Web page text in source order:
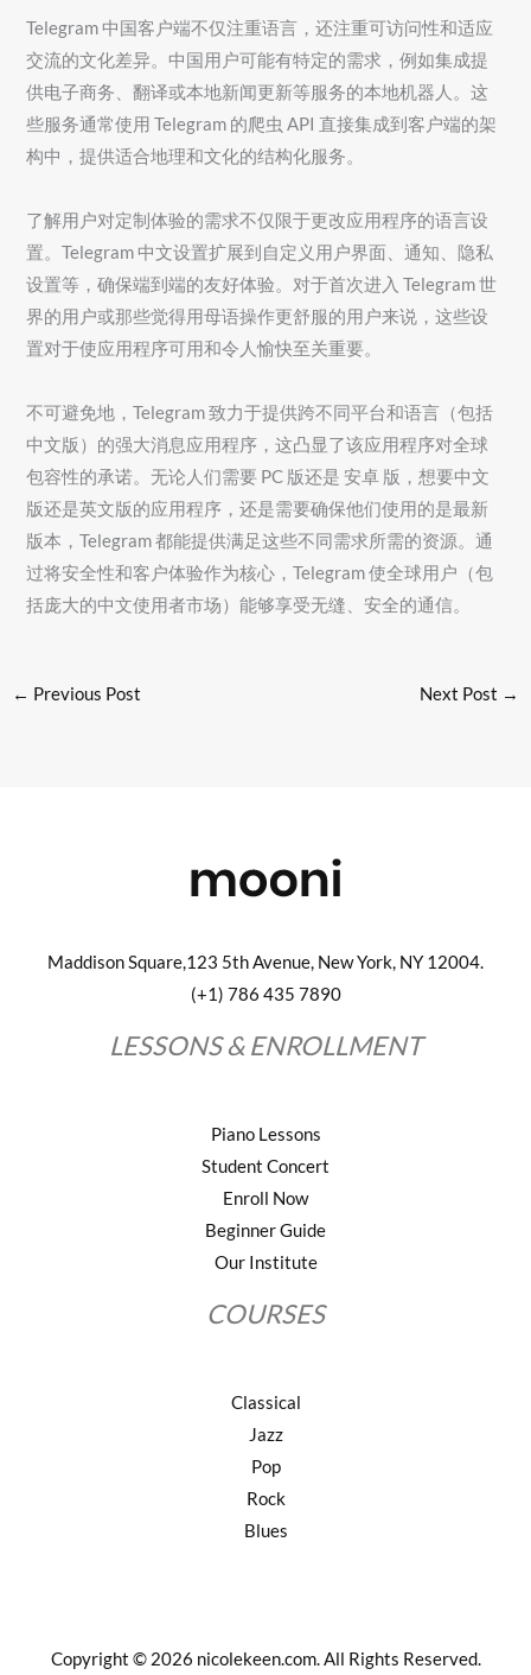
Telegram 中国客户端不仅注重语言，还注重可访问性和适应
交流的文化差异。中国用户可能有特定的需求，例如集成提
供电子商务、翻译或本地新闻更新等服务的本地机器人。这
些服务通常使用 Telegram 的爬虫 API 直接集成到客户端的架
构中，提供适合地理和文化的结构化服务。
了解用户对定制体验的需求不仅限于更改应用程序的语言设
置。Telegram 中文设置扩展到自定义用户界面、通知、隐私
设置等，确保端到端的友好体验。对于首次进入 Telegram 世
界的用户或那些觉得用母语操作更舒服的用户来说，这些设
置对于使应用程序可用和令人愉快至关重要。
不可避免地，Telegram 致力于提供跨不同平台和语言（包括
中文版）的强大消息应用程序，这凸显了该应用程序对全球
包容性的承诺。无论人们需要 PC 版还是 安卓 版，想要中文
版还是英文版的应用程序，还是需要确保他们使用的是最新
版本，Telegram 都能提供满足这些不同需求所需的资源。通
过将安全性和客户体验作为核心，Telegram 使全球用户（包
括庞大的中文使用者市场）能够享受无缝、安全的通信。
← Previous Post Next Post →
Maddison Square,123 5th Avenue, New York, NY 12004.
(+1) 786 435 7890
LESSONS & ENROLLMENT
Piano Lessons
Student Concert
Enroll Now
Beginner Guide
Our Institute
COURSES
Classical
Jazz
Pop
Rock
Blues
Copyright © 2026 nicolekeen.com. All Rights Reserved.